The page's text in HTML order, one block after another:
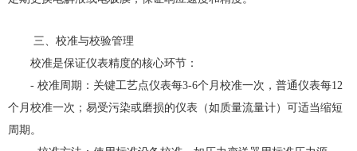
三、校准与校验管理
校准是保证仪表精度的核心环节：
- 校准周期：关键工艺点仪表每3-6个月校准一次，普通仪表每12
个月校准一次；易受污染或磨损的仪表（如质量流量计）可适当缩短
周期。